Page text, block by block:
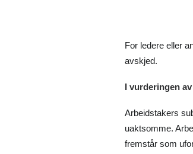
For ledere eller
avskjed.
I vurderingen
Arbeidstakers
uaktsomme.
fremstår som